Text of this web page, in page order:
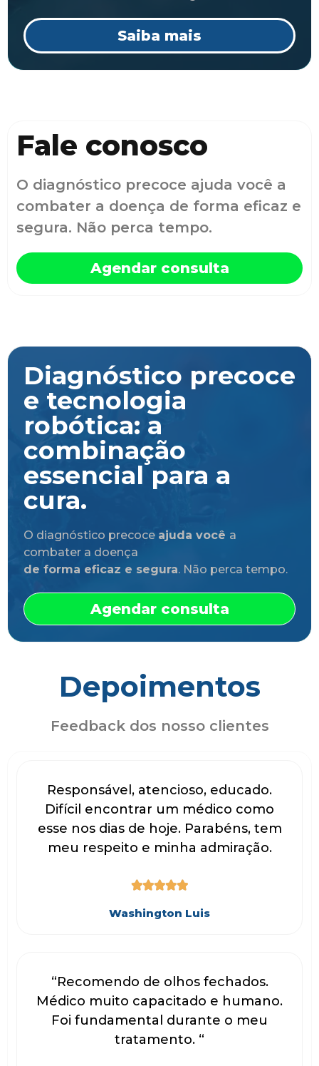
Saiba mais
Fale conosco
O diagnóstico precoce ajuda você a
combater a doença de forma eficaz e
segura. Não perca tempo.
Agendar consulta
Diagnóstico precoce
e tecnologia
robótica: a
combinação
essencial para a
cura.
O diagnóstico precoce ajuda você a
combater a doença
de forma eficaz e segura. Não perca tempo.
Agendar consulta
Depoimentos
Feedback dos nosso clientes
Responsável, atencioso, educado.
Difícil encontrar um médico como
esse nos dias de hoje. Parabéns, tem
meu respeito e minha admiração.

Washington Luis
“Recomendo de olhos fechados.
Médico muito capacitado e humano.
Foi fundamental durante o meu
tratamento. “